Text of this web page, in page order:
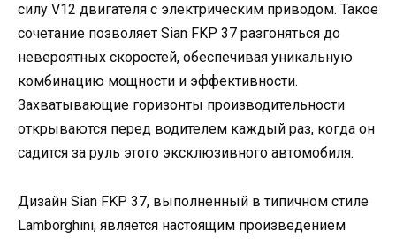
силу V12 двигателя с электрическим приводом. Такое
сочетание позволяет Sian FKP 37 разгоняться до
невероятных скоростей, обеспечивая уникальную
комбинацию мощности и эффективности.
Захватывающие горизонты производительности
открываются перед водителем каждый раз, когда он
садится за руль этого эксклюзивного автомобиля.
Дизайн Sian FKP 37, выполненный в типичном стиле
Lamborghini, является настоящим произведением